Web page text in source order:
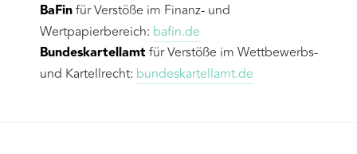
BaFinfür Verstöße im Finanz- und
Wertpapierbereich: bafin.de
Bundeskartellamtfür Verstöße im Wettbewerbs-
und Kartellrecht: bundeskartellamt.de